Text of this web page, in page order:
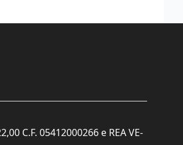
C.F. 05412000266 e REA VE-